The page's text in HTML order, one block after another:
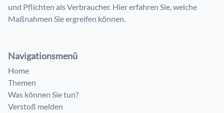
und Pflichten als Verbraucher. Hier erfahren Sie, welche
Maßnahmen Sie ergreifen können.
Navigationsmenü
Home
Themen
Was können Sie tun?
Verstoß melden